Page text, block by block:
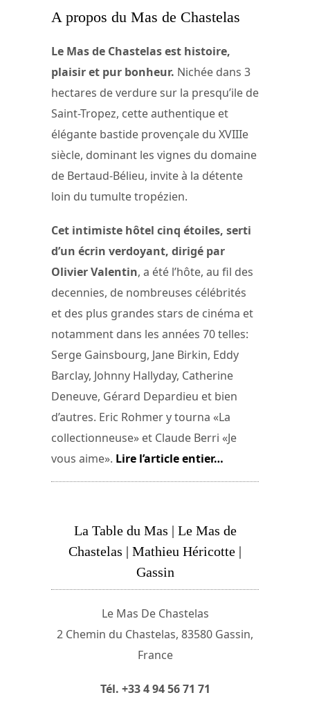
A propos du Mas de Chastelas
Le Mas de Chastelas est histoire,
plaisir et pur bonheur. Nichée dans 3
hectares de verdure sur la presqu’ile de
Saint-Tropez, cette authentique et
élégante bastide provençale du XVIIIe
siècle, dominant les vignes du domaine
de Bertaud-Bélieu, invite à la détente
loin du tumulte tropézien.
Cet intimiste hôtel cinq étoiles, serti
d’un écrin verdoyant, dirigé par
Olivier Valentin, a été l’hôte, au fil des
decennies, de nombreuses célébrités
et des plus grandes stars de cinéma et
notamment dans les années 70 telles:
Serge Gainsbourg, Jane Birkin, Eddy
Barclay, Johnny Hallyday, Catherine
Deneuve, Gérard Depardieu et bien
d’autres. Eric Rohmer y tourna «La
collectionneuse» et Claude Berri «Je
vous aime». Lire l’article entier…
La Table du Mas | Le Mas de
Chastelas | Mathieu Héricotte |
Gassin
Le Mas De Chastelas
2 Chemin du Chastelas, 83580 Gassin,
France
Tél. +33 4 94 56 71 71